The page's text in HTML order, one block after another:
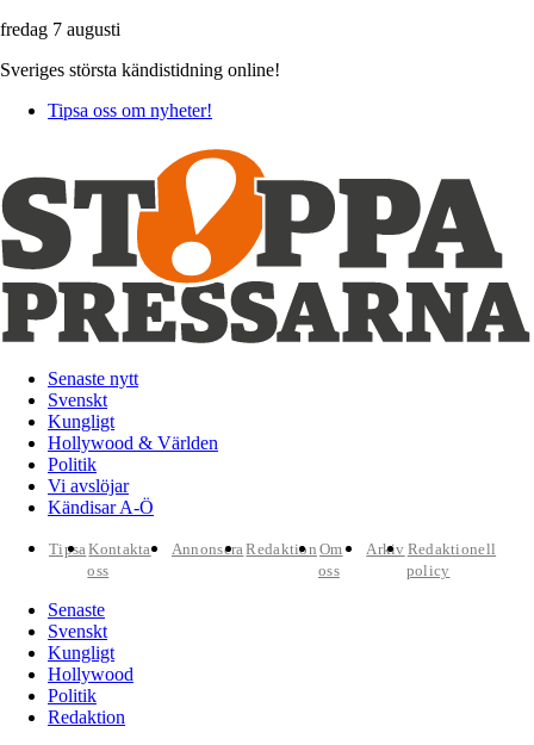
fredag 7 augusti
Sveriges största kändistidning online!
Tipsa oss om nyheter!
Senaste nytt
Svenskt
Kungligt
Hollywood & Världen
Politik
Vi avslöjar
Kändisar A-Ö
TipsaKontakta
oss
AnnonseraRedaktion Om
oss
Arkiv Redaktionell
policy
Senaste
Svenskt
Kungligt
Hollywood
Politik
Redaktion